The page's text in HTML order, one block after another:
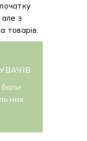
але з
товарів.